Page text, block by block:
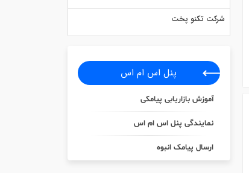
شرکت تکنو پخت
پنل اس ام اس
آموزش بازاریابی پیامکی
نمایندگی پنل اس ام اس
ارسال پیامک انبوه